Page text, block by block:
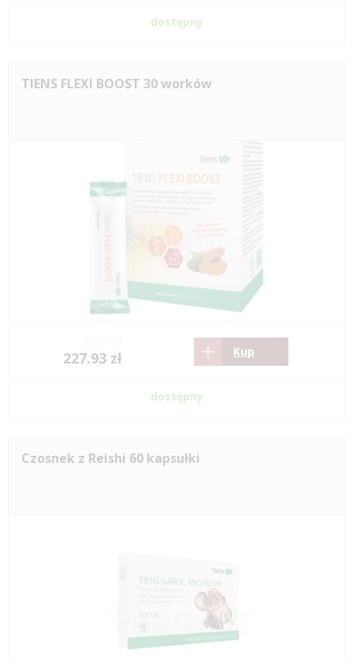
dostępny
TIENS FLEXI BOOST 30 worków
227.93 zł Kup
dostępny
Czosnek z Reishi 60 kapsułki